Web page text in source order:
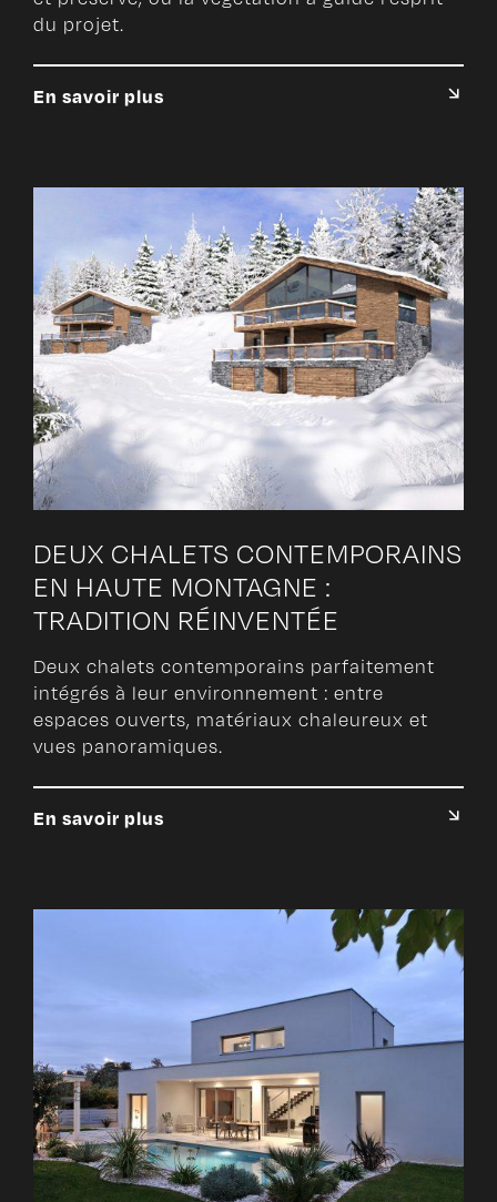
du projet.
En savoir plus
DEUX CHALETS CONTEMPORAINS
EN HAUTE MONTAGNE :
TRADITION RÉINVENTÉE
Deux chalets contemporains parfaitement
intégrés à leur environnement : entre
espaces ouverts, matériaux chaleureux et
vues panoramiques.
En savoir plus